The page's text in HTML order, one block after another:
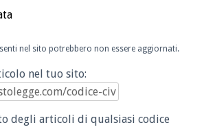
nel sito potrebbero non essere aggiornati.
nel tuo sito:
degli articoli di qualsiasi codice